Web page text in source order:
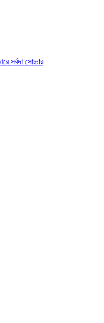
সর্বদা সোচ্চার